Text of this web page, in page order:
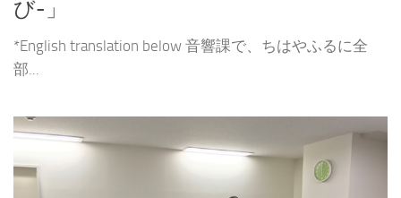
び-」
*English translation below 音響課で、ちはやふるに全
部...